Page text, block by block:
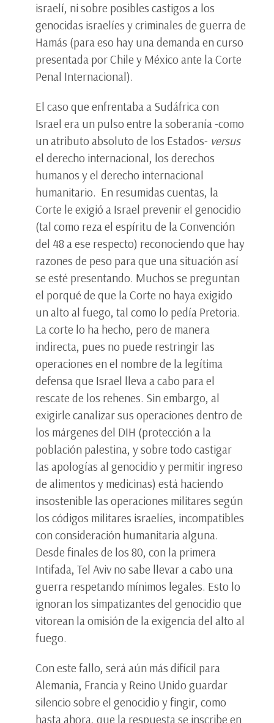
israelí, ni sobre posibles castigos a los
genocidas israelíes y criminales de guerra de
Hamás (para eso hay una demanda en curso
presentada por Chile y México ante la Corte
Penal Internacional).
El caso que enfrentaba a Sudáfrica con
Israel era un pulso entre la soberanía -como
un atributo absoluto de los Estados- versus
el derecho internacional, los derechos
humanos y el derecho internacional
humanitario. En resumidas cuentas, la
Corte le exigió a Israel prevenir el genocidio
(tal como reza el espíritu de la Convención
del 48 a ese respecto) reconociendo que hay
razones de peso para que una situación así
se esté presentando. Muchos se preguntan
el porqué de que la Corte no haya exigido
un alto al fuego, tal como lo pedía Pretoria.
La corte lo ha hecho, pero de manera
indirecta, pues no puede restringir las
operaciones en el nombre de la legítima
defensa que Israel lleva a cabo para el
rescate de los rehenes. Sin embargo, al
exigirle canalizar sus operaciones dentro de
los márgenes del DIH (protección a la
población palestina, y sobre todo castigar
las apologías al genocidio y permitir ingreso
de alimentos y medicinas) está haciendo
insostenible las operaciones militares según
los códigos militares israelíes, incompatibles
con consideración humanitaria alguna.
Desde finales de los 80, con la primera
Intifada, Tel Aviv no sabe llevar a cabo una
guerra respetando mínimos legales. Esto lo
ignoran los simpatizantes del genocidio que
vitorean la omisión de la exigencia del alto al
fuego.
Con este fallo, será aún más difícil para
Alemania, Francia y Reino Unido guardar
silencio sobre el genocidio y fingir, como
hasta ahora, que la respuesta se inscribe en